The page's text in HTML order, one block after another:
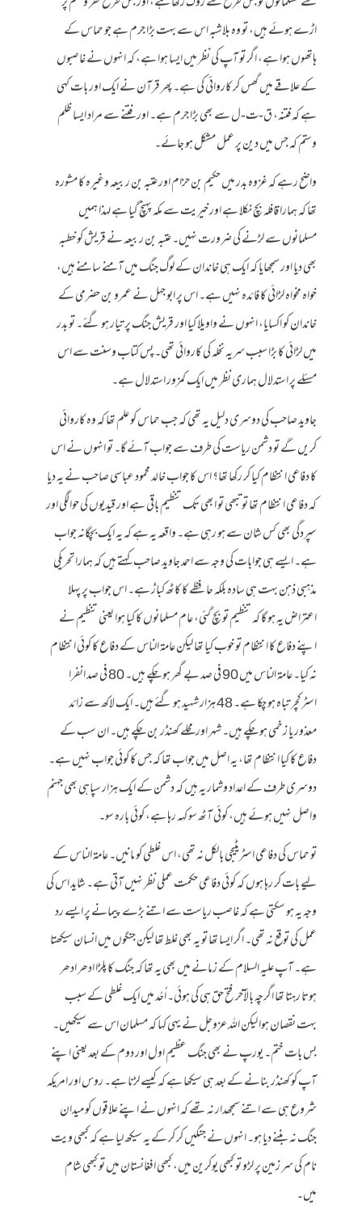
اڑے ہوئے ہیں، تو وہ بلاشبہ اس سے بہت بڑا جرم ہے جو حماس کے
ہاتھوں ہوا ہے، اگر تو آپ کی نظر میں ایسا ہوا ہے، کہ انہوں نے غاصبوں
کے علاقے میں گھس کر کاروائی کی ہے۔ پھر قرآن نے ایک اور بات کہی
ہے کہ فتنہ، ق-ت-ل سے بھی بڑا جرم ہے۔ اور فتنے سے مراد ایسا ظلم
وستم کہ جس میں دین پر عمل مشکل ہو جائے۔
واضح رہے کہ غزوہ بدر میں حکیم بن حزام اور عتبہ بن ربیعہ وغیرہ کا مشورہ
تھا کہ ہمارا قافلہ بچ نکلا ہے اور خیریت سے مکہ پہنچ گیا ہے لہذا ہمیں
مسلمانوں سے لڑنے کی ضرورت نہیں۔ عتبہ بن ربیعہ نے قریش کو خطبہ
بھی دیا اور سمجھایا کہ ایک ہی خاندان کے لوگ جنگ میں آمنے سامنے ہیں،
خواہ مخواہ لڑائی کا فائدہ نہیں ہے۔ اس پر ابو جہل نے عمرو بن حضرمی کے
خاندان کو اکسایا، انہوں نے واویلا کیا اور قریش جنگ پر تیار ہو گئے۔ تو بدر
میں لڑائی کا بڑا سبب سریہ نخلہ کی کاروائی تھی۔ پس کتاب وسنت سے اس
مسئلے پر استدلال ہماری نظر میں ایک کمزور استدلال ہے۔
جاوید صاحب کی دوسری دلیل یہ تھی کہ جب حماس کو علم تھا کہ وہ کاروائی
کریں گے تو دشمن ریاست کی طرف سے جواب آئے گا۔ تو انہوں نے اس
کا دفاعی انتظام کیا کر رکھا تھا؟ اس کا جواب خالد محمود عباسی صاحب نے یہ دیا
کہ دفاعی انتظام تھا تو تبھی تو ابھی تک تنظیم باقی ہے اور قیدیوں کی حوالگی اور
سپردگی بھی کس شان سے ہو رہی ہے۔ واقعہ یہ ہے کہ یہ ایک بچگانہ جواب
ہے۔ ایسے ہی جوابات کی وجہ سے احمد جاوید صاحب کہتے ہیں کہ ہمارا تحریکی
مذہبی ذہن بہت ہی سادہ بلکہ حافظے کا کاٹھ کباڑ ہے۔ اس جواب پر پہلا
اعتراض یہ ہو گا کہ تنظیم تو بچ گئی، عام مسلمانوں کا کیا ہوا یعنی تنظیم نے
اپنے دفاع کا انتظام تو خوب کیا تھا لیکن عامۃ الناس کے دفاع کا کوئی انتظام
نہ کیا۔ عامۃ الناس میں 90 فی صد بے گھر ہو چکے ہیں۔ 80 فی صد انفرا
اسٹرکچر تباہ ہو چکا ہے۔ 48 ہزار شہید ہو گئے ہیں۔ ایک لاکھ سے زائد
معذور یا زخمی ہو چکے ہیں۔ شہر اور محلے کھنڈر بن چکے ہیں۔ ان سب کے
دفاع کا کیا انتظام تھا، یہ اصل میں جواب تھا کہ جس کا کوئی جواب نہیں ہے۔
دوسری طرف کے اعداد وشمار یہ ہیں کہ دشمن کے ایک ہزار سپاہی بھی جہنم
واصل نہیں ہوئے ہیں، کوئی آٹھ سو کہہ رہا ہے، کوئی بارہ سو۔
تو حماس کی دفاعی اسٹریٹیجی بالکل نہ تھی، اس غلطی کو مانیں۔ عامۃ الناس کے
لیے بات کر رہا ہوں کہ کوئی دفاعی حکمت عملی نظر نہیں آتی ہے۔ شاید اس کی
وجہ یہ ہو سکتی ہے کہ غاصب ریاست سے اتنے بڑے پیمانے پر ایسے رد
عمل کی توقع نہ تھی۔ اگر ایسا تھا تو یہ بھی غلط تھا لیکن جنگوں میں انسان سیکھتا
ہے۔ آپ علیہ السلام کے زمانے میں بھی یہ تھا کہ جنگ کا پلڑا ادھر ادھر
ہوتا رہتا تھا اگرچہ بالآخر فتح حق ہی کی ہوئی۔ اُحُد میں ایک غلطی کے سبب
بہت نقصان ہوا لیکن اللہ عزوجل نے یہی کہا کہ مسلمان اس سے سیکھیں۔
بس بات ختم۔ یورپ نے بھی جنگ عظیم اول اور دوم کے بعد یعنی اپنے
آپ کو کھنڈر بنانے کے بعد ہی سیکھا ہے کہ کیسے لڑنا ہے۔ روس اور امریکہ
شروع ہی سے اتنے سمجھدار نہ تھے کہ انہوں نے اپنے علاقوں کو میدان
جنگ نہ بننے دیا ہو۔ انہوں نے جنگیں کر کر کے یہ سیکھ لیا ہے کہ کبھی ویت
نام کی سر زمین پر لڑو تو کبھی یوکرین میں، کبھی افغانستان میں تو کبھی شام
میں۔